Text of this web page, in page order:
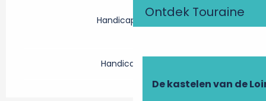
Ontdek Touraine
De kastelen van de
Handicap moteur
Handicap visuel